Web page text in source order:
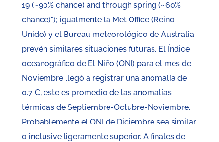
19 (~90% chance) and through spring (~60%
chance)”); igualmente la Met Office (Reino
Unido) y el Bureau meteorológico de Australia
prevén similares situaciones futuras. El Índice
oceanográfico de El Niño (ONI) para el mes de
Noviembre llegó a registrar una anomalía de
0.7 C, este es promedio de las anomalías
térmicas de Septiembre-Octubre-Noviembre.
Probablemente el ONI de Diciembre sea similar
o inclusive ligeramente superior. A finales de